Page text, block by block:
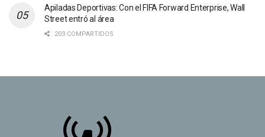
Apiladas Deportivas: Con el FIFA Forward Enterprise, Wall
Street entró al área
203 COMPARTIDOS